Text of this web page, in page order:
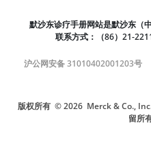
默沙东诊疗手册网站是默沙东（
联系方式：（86）21-
沪公网安备 31010402001203号
版权所有 © 2026 Merck & Co.,
留所